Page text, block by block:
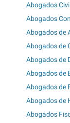
Abogados
Abogados
Abogados de
Abogados de
Abogados de
Abogados de
Abogados de
Abogados de
Abogados